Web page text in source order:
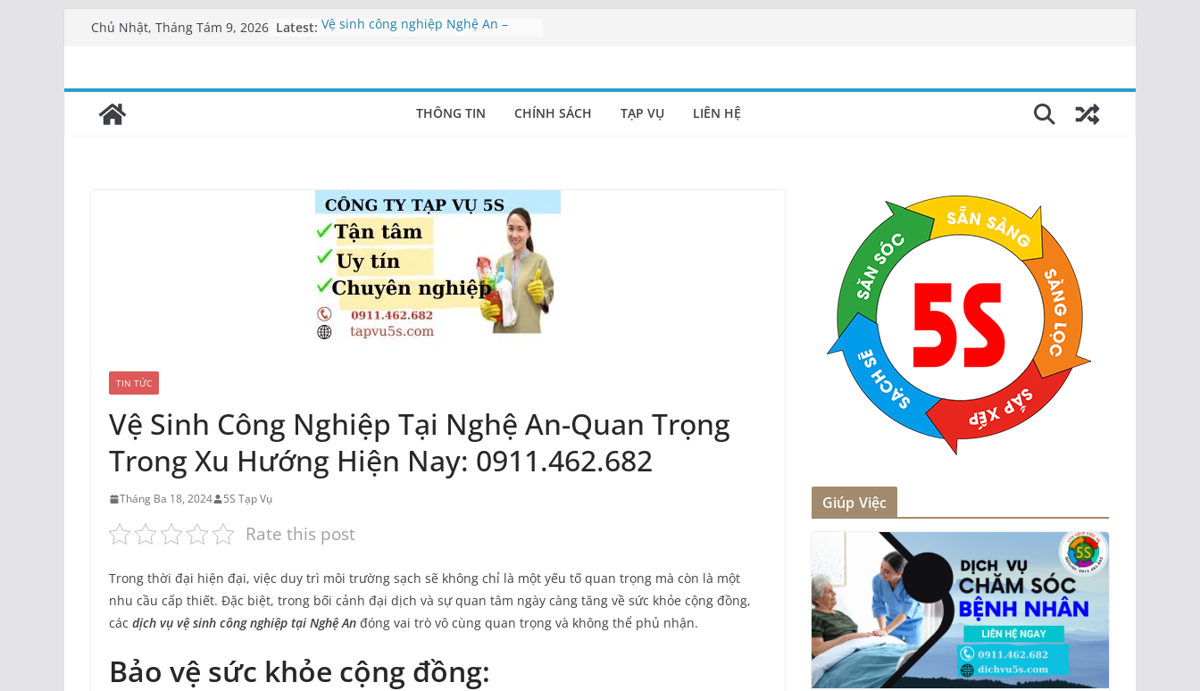
Chủ Nhật, Tháng Tám 9, 2026 Latest: Vệ sinh công nghiệp Nghệ An –
THÔNG TIN CHÍNH SÁCH TẠP VỤ LIÊN HỆ
TIN TỨC
Vệ Sinh Công Nghiệp Tại Nghệ An-Quan Trọng
Trong Xu Hướng Hiện Nay: 0911.462.682
Tháng Ba 18, 2024 5S Tạp Vụ
Rate this post
Trong thời đại hiện đại, việc duy trì môi trường sạch sẽ không chỉ là một yếu tố quan trọng mà còn là một
nhu cầu cấp thiết. Đặc biệt, trong bối cảnh đại dịch và sự quan tâm ngày càng tăng về sức khỏe cộng đồng,
các dịch vụ vệ sinh công nghiệp tại Nghệ An đóng vai trò vô cùng quan trọng và không thể phủ nhận.
Bảo vệ sức khỏe cộng đồng:
Giúp Việc